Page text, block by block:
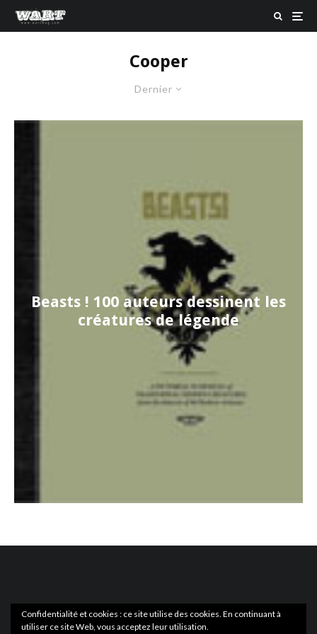
Cooper
Dernier
Beasts ! 100 auteurs dessinent les
créatures de légende
Confidentialité et cookies : ce site utilise des cookies. En continuant à
utiliser ce site Web, vous acceptez leur utilisation.